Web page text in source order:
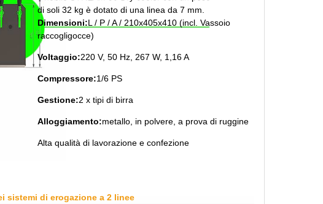
sistemi di erogazione a 2 linee
di soli 32 kg è dotato di una linea da 7 mm.
Dimensioni:L / P / A / 210х405х410 (incl. Vassoio
raccogligocce)
Voltaggio:220 V, 50 Hz, 267 W, 1,16 A
Compressore:1/6 PS
Gestione:2 x tipi di birra
Alloggiamento:metallo, in polvere, a prova di ruggine
Alta qualità di lavorazione e confezione